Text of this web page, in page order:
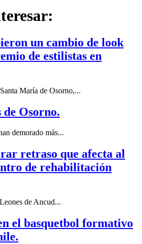
un cambio de look
de estilistas en
María de Osorno,...
de Osorno.
demorado más...
retraso que afecta al
de rehabilitación
de Ancud...
el basquetbol formativo